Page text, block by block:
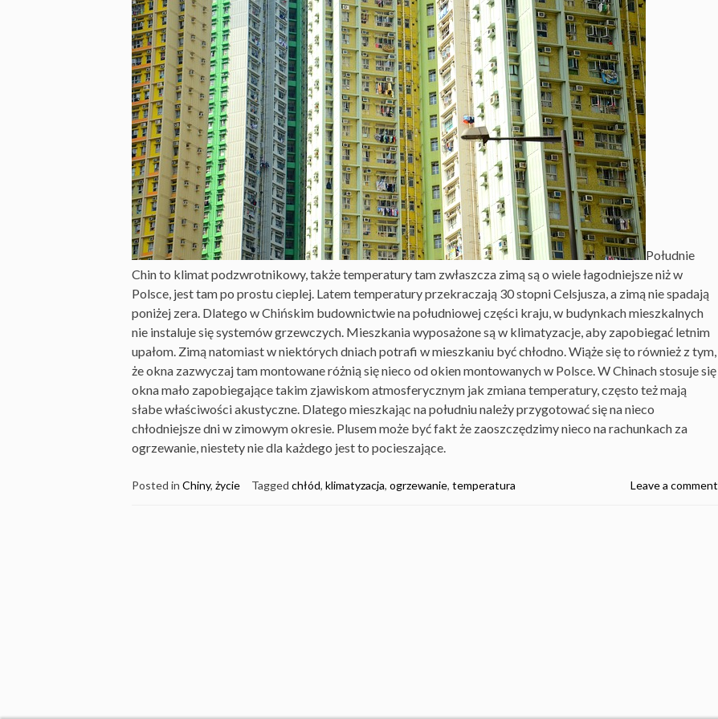
Południe
Chin to klimat podzwrotnikowy, także temperatury tam zwłaszcza zimą są o wiele łagodniejsze niż w
Polsce, jest tam po prostu cieplej. Latem temperatury przekraczają 30 stopni Celsjusza, a zimą nie spadają
poniżej zera. Dlatego w Chińskim budownictwie na południowej części kraju, w budynkach mieszkalnych
nie instaluje się systemów grzewczych. Mieszkania wyposażone są w klimatyzacje, aby zapobiegać letnim
upałom. Zimą natomiast w niektórych dniach potrafi w mieszkaniu być chłodno. Wiąże się to również z tym,
że okna zazwyczaj tam montowane różnią się nieco od okien montowanych w Polsce. W Chinach stosuje się
okna mało zapobiegające takim zjawiskom atmosferycznym jak zmiana temperatury, często też mają
słabe właściwości akustyczne. Dlatego mieszkając na południu należy przygotować się na nieco
chłodniejsze dni w zimowym okresie. Plusem może być fakt że zaoszczędzimy nieco na rachunkach za
ogrzewanie, niestety nie dla każdego jest to pocieszające.
Posted in Chiny, życie Tagged chłód, klimatyzacja, ogrzewanie, temperatura Leave a comment